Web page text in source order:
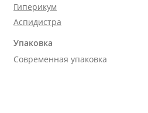
Гиперикум
Аспидистра
Упаковка
Современная упаковка